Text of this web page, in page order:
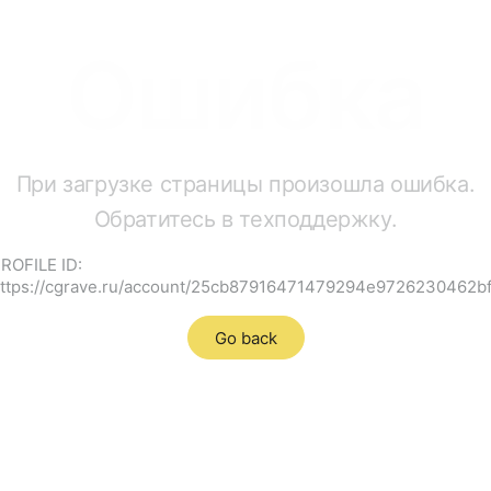
При загрузке страницы произошла ошибка.
Обратитесь в техподдержку.
ID:
cgrave.ru/account/
Go back